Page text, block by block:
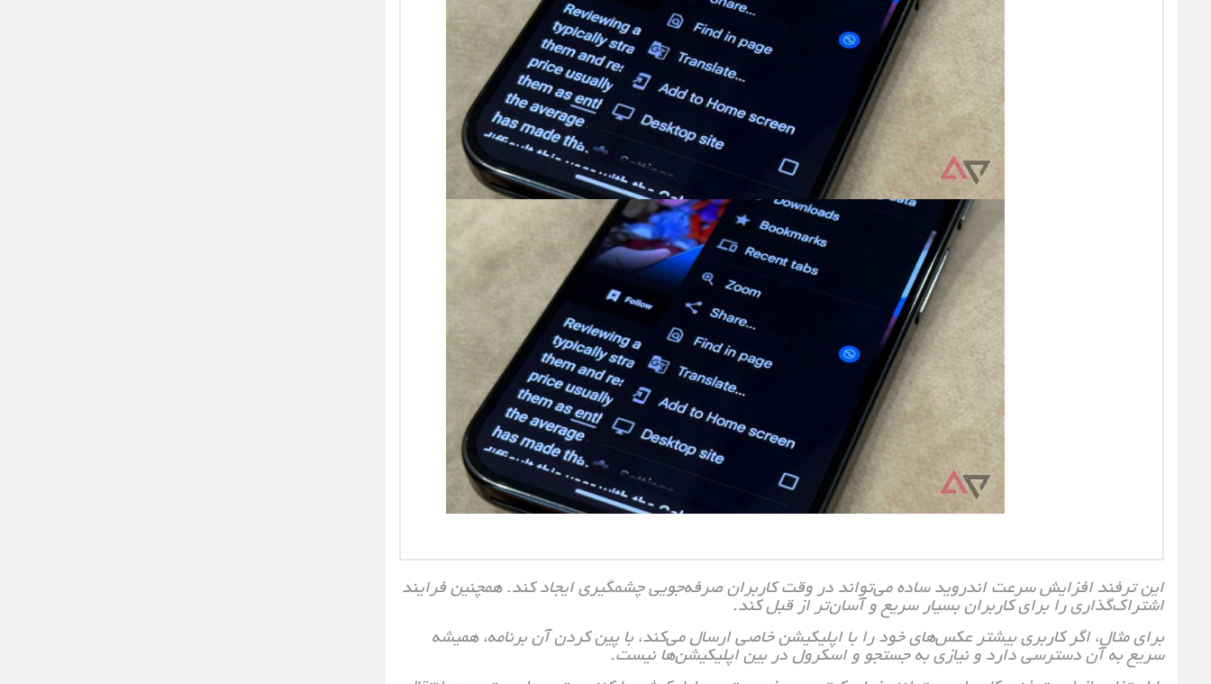
این ترفند افزایش سرعت اندروید ساده می‌تواند در وقت کاربران صرفه‌جویی چشمگیری ایجاد کند. همچنین فرایند
اشتراک‌گذاری را برای کاربران بسیار سریع‌ و آسان‌تر از قبل کند.
برای مثال، اگر کاربری بیشتر عکس‌های خود را با اپلیکیشن خاصی ارسال می‌کند، با پین کردن آن برنامه، همیشه
سریع به آن دسترسی دارد و نیازی به جستجو و اسکرول در بین اپلیکیشن‌ها نیست.